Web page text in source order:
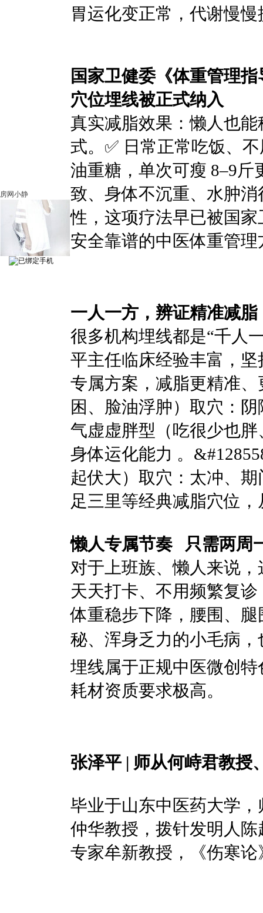
房网小静
胃运化变正常，代谢慢
国家卫健委《体重
穴位埋线被正式纳入
真实减脂效果：懒人也
式。✅ 日常正常吃饭、
油重糖，单次可瘦 8–9
致、身体不沉重、水肿
性，这项疗法早已被国
安全靠谱的中医体重管理
一人一方，辨证精准减脂
很多机构埋线都是“千人
平主任临床经验丰富，
专属方案，减脂更精准
困、脸油浮肿）取穴：
气虚虚胖型（吃很少也
身体运化能力 。
起伏大）取穴：太冲、
足三里等经典减脂穴位
懒人专属节奏 只需两周
对于上班族、懒人来说
天天打卡、不用频繁复
体重稳步下降，腰围、
秘、浑身乏力的小毛病
埋线属于正规中医微创
耗材资质要求极高。
张泽平 | 师从何峙君教授
毕业于山东中医药大学
仲华教授，拨针发明人
专家牟新教授，《伤寒